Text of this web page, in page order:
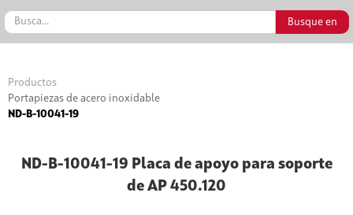
Productos
Portapiezas de acero inoxidable
ND-B-10041-19
ND-B-10041-19 Placa de apoyo para soporte
de AP 450.120